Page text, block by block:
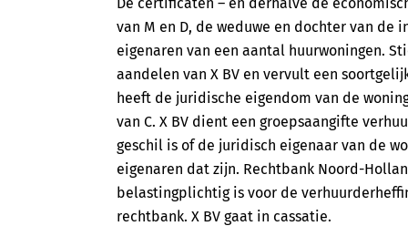
van M en D, de weduwe en dochter van de
eigenaren van een aantal huurwoningen.
aandelen van X BV en vervult een
heeft de juridische eigendom van de
van C. X BV dient een groepsaangifte
geschil is of de juridisch eigenaar van de
eigenaren dat zijn. Rechtbank Noord-
belastingplichtig is voor de
rechtbank. X BV gaat in cassatie.